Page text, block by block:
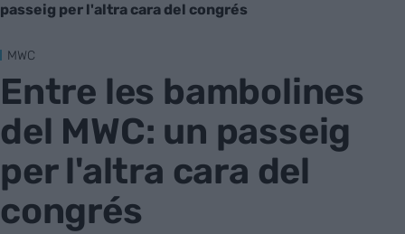
passeig per l'altra cara del congrés
MWC
Entre les bambolines
del MWC: un passeig
per l'altra cara del
congrés